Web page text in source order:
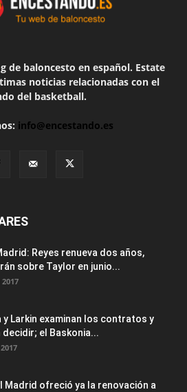
de baloncesto en español. Estate
noticias relacionadas con el
del basketball.
info@encestando.es
Reyes renueva dos años,
sobre Taylor en junio...
y Larkin examinan los contratos y
decidir; el Baskonia...
Madrid ofreció ya la renovación a